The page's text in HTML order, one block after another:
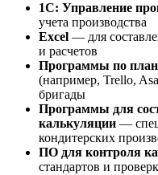
1С: Управление
учета производства
Excel — для
и расчетов
Программы по
(например, Trello,
бригады
Программы для
калькуляции —
кондитерских
ПО для контроля
стандартов и